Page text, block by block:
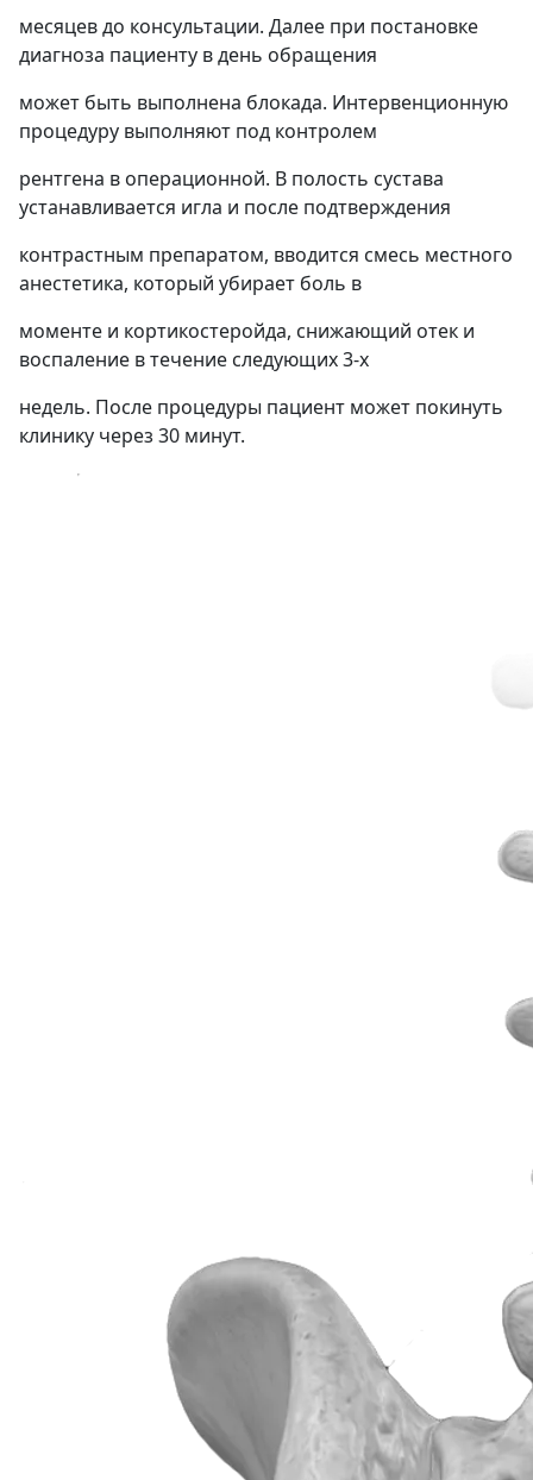
месяцев до консультации. Далее при постановке
диагноза пациенту в день обращения
может быть выполнена блокада. Интервенционную
процедуру выполняют под контролем
рентгена в операционной. В полость сустава
устанавливается игла и после подтверждения
контрастным препаратом, вводится смесь местного
анестетика, который убирает боль в
моменте и кортикостеройда, снижающий отек и
воспаление в течение следующих 3-х
недель. После процедуры пациент может покинуть
клинику через 30 минут.